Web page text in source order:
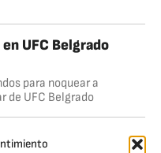
UFC Belgrado
para noquear a
de UFC Belgrado